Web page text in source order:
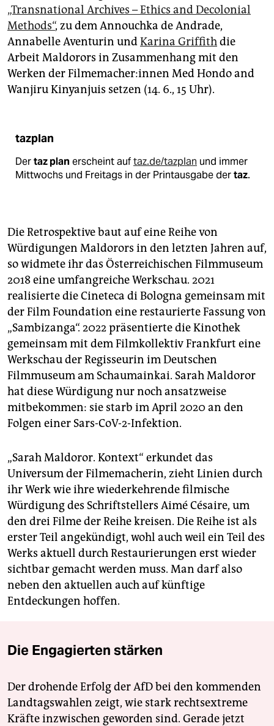
„Transnational Archives – Ethics and Decolonial
Methods“, zu dem Annouchka de Andrade,
Annabelle Aventurin undKarina Griffithdie
Arbeit Maldorors in Zusammenhang mit den
Werken der Fil­me­ma­che­r:in­nen Med Hondo and
Wanjiru Kinyanjuis setzen (14. 6., 15 Uhr).
tazplan
Dertaz planerscheint auftaz.de/tazplan und immer
Mittwochs und Freitags in der Printausgabe dertaz.
Die Retrospektive baut auf eine Reihe von
Würdigungen Maldorors in den letzten Jahren auf,
so widmete ihr das Österreichischen Filmmuseum
2018 eine umfangreiche Werkschau. 2021
realisierte die Cineteca di Bologna gemeinsam mit
der Film Foundation eine restaurierte Fassung von
„Sambizanga“. 2022 präsentierte die Kinothek
gemeinsam mit dem Filmkollektiv Frankfurt eine
Werkschau der Regisseurin im Deutschen
Filmmuseum am Schaumainkai. Sarah Maldoror
hat diese Würdigung nur noch ansatzweise
mitbekommen: sie starb im April 2020 an den
Folgen einer Sars-CoV-2-Infektion.
„Sarah Maldoror. Kontext“ erkundet das
Universum der Filmemacherin, zieht Linien durch
ihr Werk wie ihre wiederkehrende filmische
Würdigung des Schriftstellers Aimé Césaire, um
den drei Filme der Reihe kreisen. Die Reihe ist als
erster Teil angekündigt, wohl auch weil ein Teil des
Werks aktuell durch Restaurierungen erst wieder
sichtbar gemacht werden muss. Man darf also
neben den aktuellen auch auf künftige
Entdeckungen hoffen.
Die Engagierten stärken
Der drohende Erfolg der AfD bei den kommenden
Landtagswahlen zeigt, wie stark rechtsextreme
Kräfte inzwischen geworden sind. Gerade jetzt